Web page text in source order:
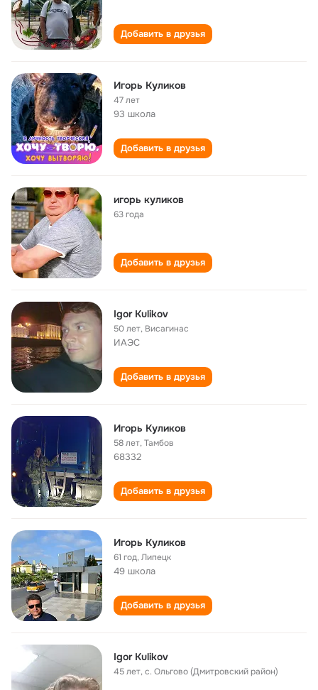
Добавить в друзья
Игорь Куликов
47 лет
93 школа
Добавить в друзья
игорь куликов
63 года
Добавить в друзья
Igor Kulikov
50 лет, Висагинас
ИАЭС
Добавить в друзья
Игорь Куликов
58 лет,Тамбов
68332
Добавить в друзья
Игорь Куликов
61 год,Липецк
49 школа
Добавить в друзья
Igor Kulikov
45 лет,с. Ольгово (Дмитровский район)